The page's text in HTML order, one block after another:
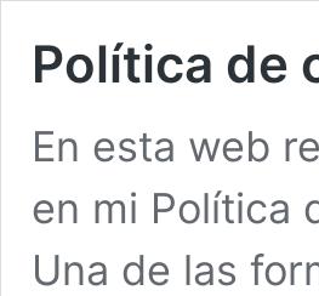
Política de
En esta web
en mi Política
Una de las